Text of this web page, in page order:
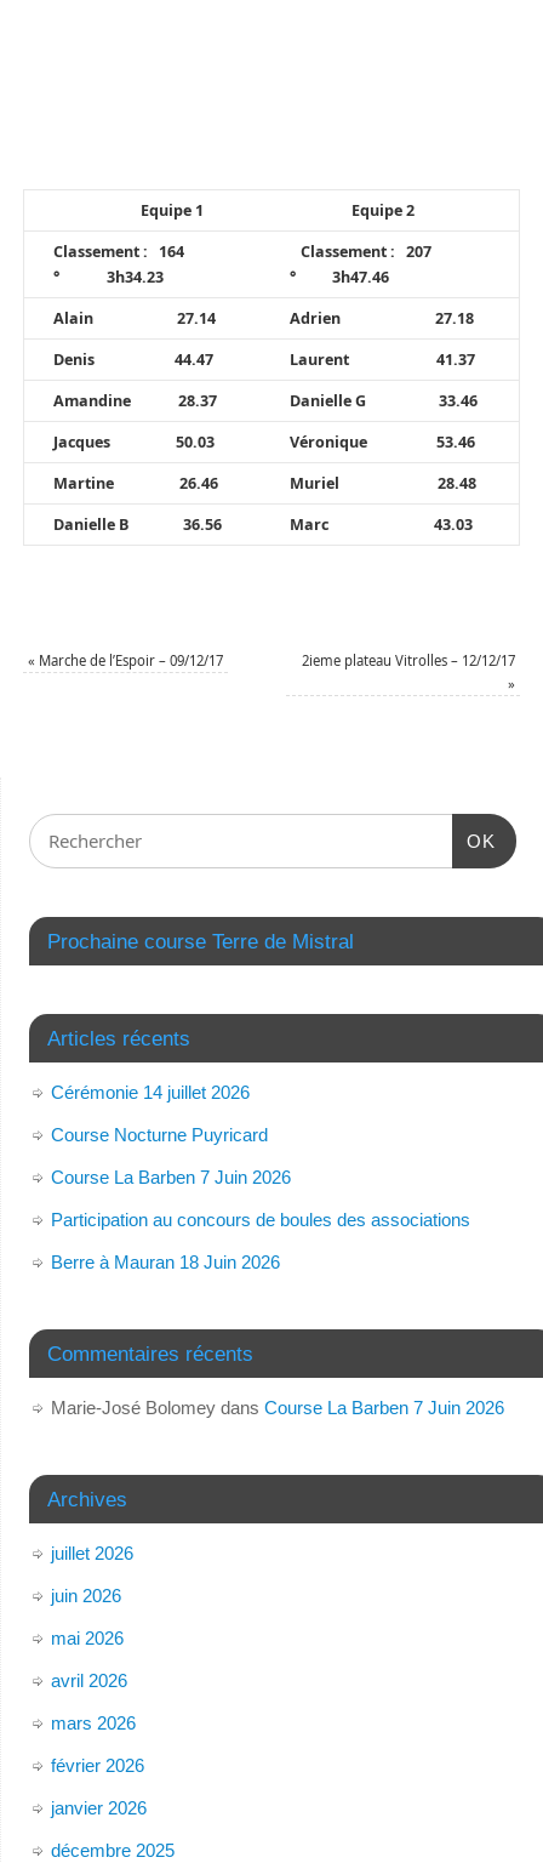
Equipe 1
Equipe 2
Classement : 164
° 3h34.23
Classement : 207
° 3h47.46
Alain 27.14
Adrien 27.18
Denis 44.47
Laurent 41.37
Amandine 28.37
Danielle G 33.46
Jacques 50.03
Véronique 53.46
Martine 26.46
Muriel 28.48
Danielle B 36.56
Marc 43.03
« Marche de l’Espoir – 09/12/17
2ieme plateau Vitrolles – 12/12/17
»
OK
Prochaine course Terre de Mistral
Articles récents
Cérémonie 14 juillet 2026
Course Nocturne Puyricard
Course La Barben 7 Juin 2026
Participation au concours de boules des associations
Berre à Mauran 18 Juin 2026
Commentaires récents
Marie-José Bolomeydans Course La Barben 7 Juin 2026
Archives
juillet 2026
juin 2026
mai 2026
avril 2026
mars 2026
février 2026
janvier 2026
décembre 2025